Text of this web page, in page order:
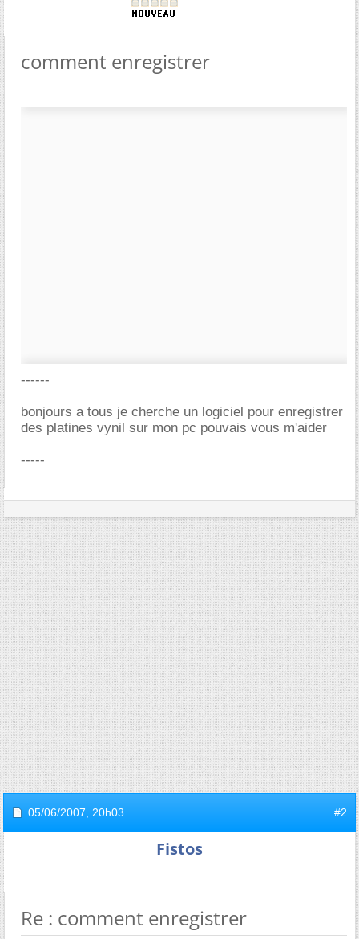
comment enregistrer
------
bonjours a tous je cherche un logiciel pour enregistrer
des platines vynil sur mon pc pouvais vous m'aider
-----
05/06/2007, 20h03 #2
Fistos
Re : comment enregistrer